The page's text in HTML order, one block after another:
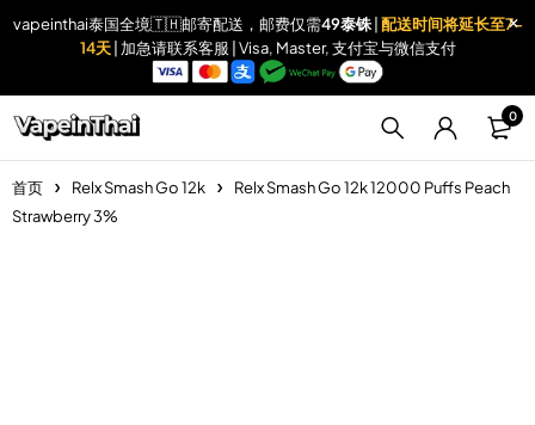
vapeinthai泰国全境🇹🇭邮寄配送，邮费仅需49泰铢| 配送时间将延长至7-
14天 | 加急请联系客服 | Visa, Master, 支付宝与微信支付
0
首页 Relx Smash Go 12k
Relx Smash Go 12k 12000 Puffs Peach
Strawberry 3%